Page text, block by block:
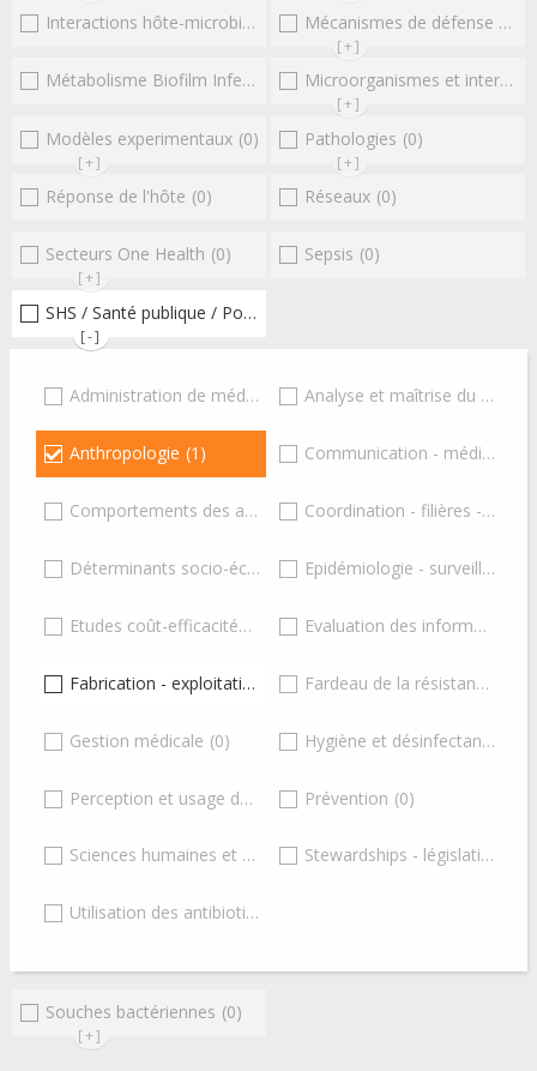
Interactions hôte-microbioteEntérocoques (0)
Mécanismes de défense microbiens
[+]
Métabolisme Biofilm Infections respiratoires (0)
Microorganismes et interactions/réponse de l'hôte
[+]
Modèles experimentaux (0)
[+]
Pathologies (0)
[+]
Réponse de l'hôte (0) Réseaux (0)
Secteurs One Health (0)
[+]
Sepsis (0)
SHS / Santé publique / Politiques publiques / socio-économie
[-]
Administration de médicaments (0)
Analyse et maîtrise du risque
Anthropologie (1) Communication - médiatisation - éducation - formation
Comportements des acteurs (0)
Coordination - filières - institutions - Ministères - Gouvernement
Déterminants socio-économiques (0)
Epidémiologie - surveillance - monitoring
Etudes coût-efficacité (0) Evaluation des informations et des connaissances
Fabrication - exploitation - distribution de médicament Fardeau de la résistance antimicrobienne
Gestion médicale (0) Hygiène et désinfectants
Perception et usage des antibiotiques (0)
Prévention (0)
Sciences humaines et sociales (0)
Stewardships - législations et guidelines
Utilisation des antibiotiques
Souches bactériennes (0)
[+]